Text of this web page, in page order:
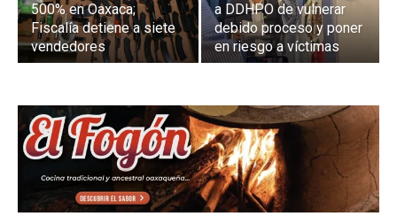
500% en Oaxaca;
Fiscalía detiene a siete
vendedores
a DDHPO de vulnerar
debido proceso y poner
en riesgo a víctimas